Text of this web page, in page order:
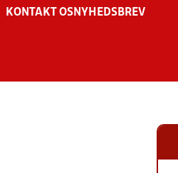
KONTAKT OS NYHEDSBREV